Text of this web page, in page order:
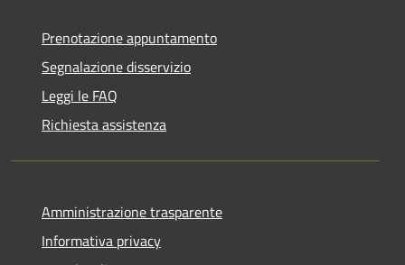
Prenotazione appuntamento
Segnalazione disservizio
Leggi le FAQ
Richiesta assistenza
Amministrazione trasparente
Informativa privacy